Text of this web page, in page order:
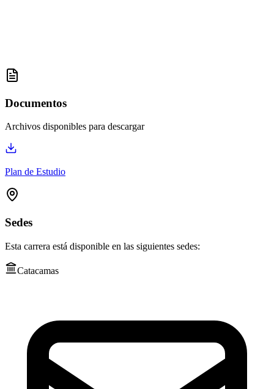
Documentos
Archivos disponibles para descargar
Plan de Estudio
Sedes
Esta carrera está disponible en las siguientes sedes:
Catacamas